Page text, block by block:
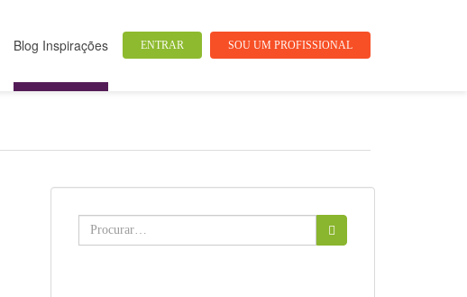
ENTRAR SOU UM PROFISSIONAL
Blog Inspirações
Buscar: